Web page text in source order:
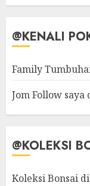
@KENALI
Family
Jom Follow
@KOLEKSI
Koleksi Bonsai